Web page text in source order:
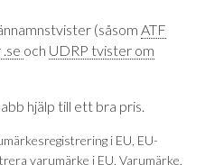
(såsomATF
och UDRP tvister om
hjälp till ett bra pris.
i EU EU-
varumärke i EU ,Varumärke